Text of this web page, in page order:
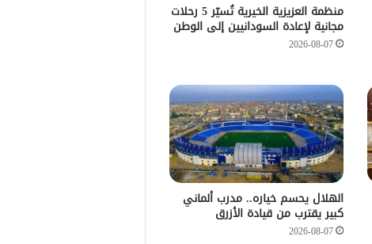
منظمة العزيزية الخيرية تُسيّر 5 رحلات
مجانية لإعادة السودانيين إلى الوطن
2026-08-07
الهلال يحسم خياره.. مدرب ألماني
كبير يقترب من قيادة الأزرق
2026-08-07